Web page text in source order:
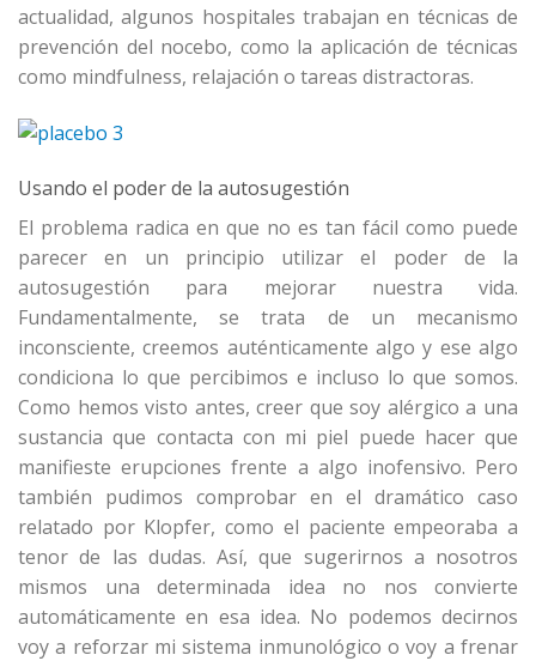
actualidad, algunos hospitales trabajan en técnicas de
prevención del nocebo, como la aplicación de técnicas
como mindfulness, relajación o tareas distractoras.
Usando el poder de la autosugestión
El problema radica en que no es tan fácil como puede
parecer en un principio utilizar el poder de la
autosugestión para mejorar nuestra vida.
Fundamentalmente, se trata de un mecanismo
inconsciente, creemos auténticamente algo y ese algo
condiciona lo que percibimos e incluso lo que somos.
Como hemos visto antes, creer que soy alérgico a una
sustancia que contacta con mi piel puede hacer que
manifieste erupciones frente a algo inofensivo. Pero
también pudimos comprobar en el dramático caso
relatado por Klopfer, como el paciente empeoraba a
tenor de las dudas. Así, que sugerirnos a nosotros
mismos una determinada idea no nos convierte
automáticamente en esa idea. No podemos decirnos
voy a reforzar mi sistema inmunológico o voy a frenar